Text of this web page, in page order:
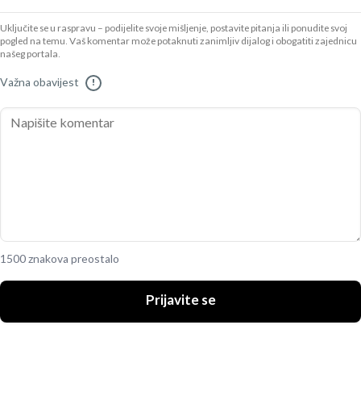
Uključite se u raspravu – podijelite svoje mišljenje, postavite pitanja ili ponudite svoj
pogled na temu. Vaš komentar može potaknuti zanimljiv dijalog i obogatiti zajednicu
našeg portala.
Važna obavijest !
1500 znakova preostalo
Prijavite se